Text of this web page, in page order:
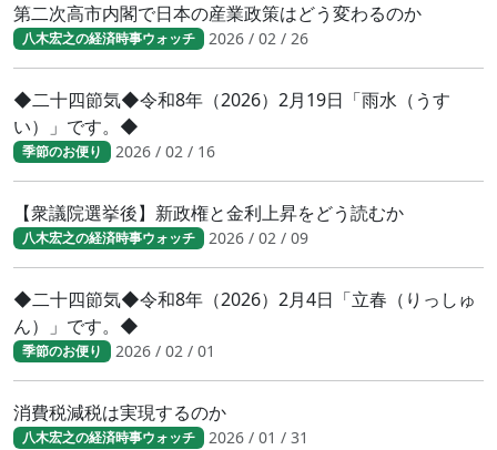
第二次高市内閣で日本の産業政策はどう変わるのか
八木宏之の経済時事ウォッチ 2026 / 02 / 26
◆二十四節気◆令和8年（2026）2月19日「雨水（うす
い）」です。◆
季節のお便り 2026 / 02 / 16
【衆議院選挙後】新政権と金利上昇をどう読むか
八木宏之の経済時事ウォッチ 2026 / 02 / 09
◆二十四節気◆令和8年（2026）2月4日「立春（りっしゅ
ん）」です。◆
季節のお便り 2026 / 02 / 01
消費税減税は実現するのか
八木宏之の経済時事ウォッチ 2026 / 01 / 31